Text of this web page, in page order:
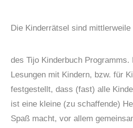
Die Kinderrätsel sind mittlerweile
des Tijo Kinderbuch Programms.
Lesungen mit Kindern, bzw. für
festgestellt, dass (fast) alle
ist eine kleine (zu schaffende)
Spaß macht, vor allem